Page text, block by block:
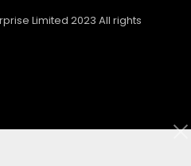
Limited 2023 All rights